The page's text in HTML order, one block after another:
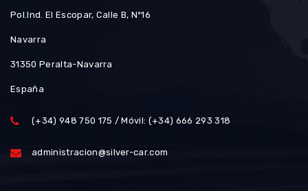
Pol.Ind. El Escopar, Calle B, Nº16
Navarra
31350 Peralta-Navarra
España
(+34) 948 750 175 / Móvil: (+34) 666 293 318
administracion@silver-car.com